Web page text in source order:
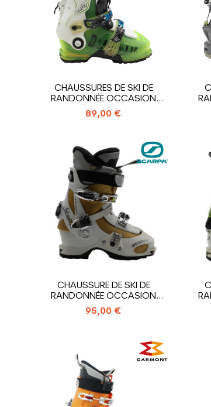
CHAUSSURES DE SKI DE
RANDONNÉE OCCASION
DALBELLO...
89,00 €
CHAUSSURE DE SKI DE
RANDONNÉE OCCASION
SCARPA STARLITE
95,00 €